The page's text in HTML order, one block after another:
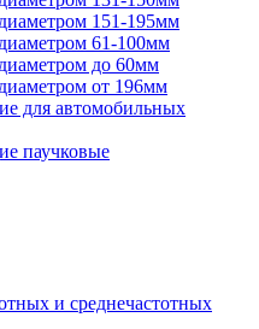
151-195мм
61-100мм
до 60мм
от 196мм
для автомобильных
паучковые
и среднечастотных